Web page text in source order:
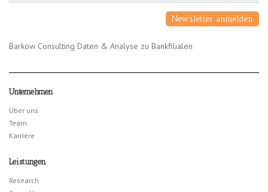
Newsletter anmelden
Barkow Consulting Daten & Analyse zu Bankfilialen
Unternehmen
Über uns
Team
Karriere
Leistungen
Research